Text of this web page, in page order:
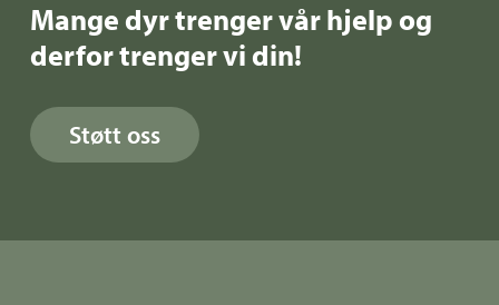
Mange dyr trenger vår hjelp og
derfor trenger vi din!
Støtt oss